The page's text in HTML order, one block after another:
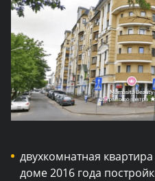
двухкомнатная
доме 2016 года